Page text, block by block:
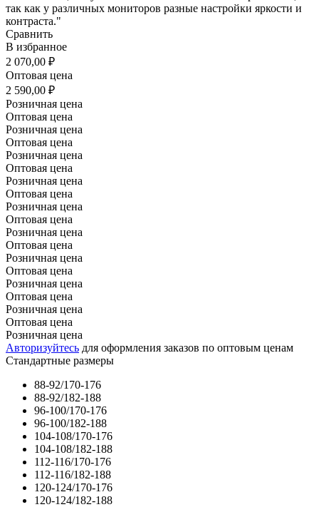
так как у различных мониторов разные настройки яркости и
контраста."
Сравнить
В избранное
2 070,00 ₽
Оптовая цена
2 590,00 ₽
Розничная цена
Оптовая цена
Розничная цена
Оптовая цена
Розничная цена
Оптовая цена
Розничная цена
Оптовая цена
Розничная цена
Оптовая цена
Розничная цена
Оптовая цена
Розничная цена
Оптовая цена
Розничная цена
Оптовая цена
Розничная цена
Оптовая цена
Розничная цена
Авторизуйтесь для оформления заказов по оптовым ценам
Стандартные размеры
88-92/170-176
88-92/182-188
96-100/170-176
96-100/182-188
104-108/170-176
104-108/182-188
112-116/170-176
112-116/182-188
120-124/170-176
120-124/182-188